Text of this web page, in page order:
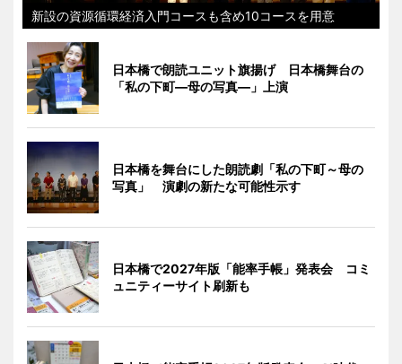
新設の資源循環経済入門コースも含め10コースを用意
日本橋で朗読ユニット旗揚げ 日本橋舞台の
「私の下町―母の写真―」上演
日本橋を舞台にした朗読劇「私の下町～母の
写真」 演劇の新たな可能性示す
日本橋で2027年版「能率手帳」発表会 コミ
ュニティーサイト刷新も